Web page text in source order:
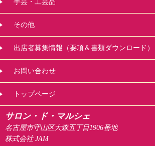
手芸・工芸品
その他
出店者募集情報（要項＆書類ダウンロード）
お問い合わせ
トップページ
サロン・ド・マルシェ
名古屋市守山区大森五丁目1906番地
株式会社 JAM